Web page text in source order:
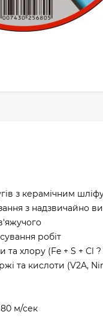
з керамічним
з надзвичайно
робіт
та хлору (Fe + S + Cl ?
та кислоти (V2A,
м/сек